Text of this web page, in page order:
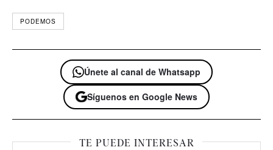
PODEMOS
Únete al canal de Whatsapp
Síguenos en Google News
TE PUEDE INTERESAR